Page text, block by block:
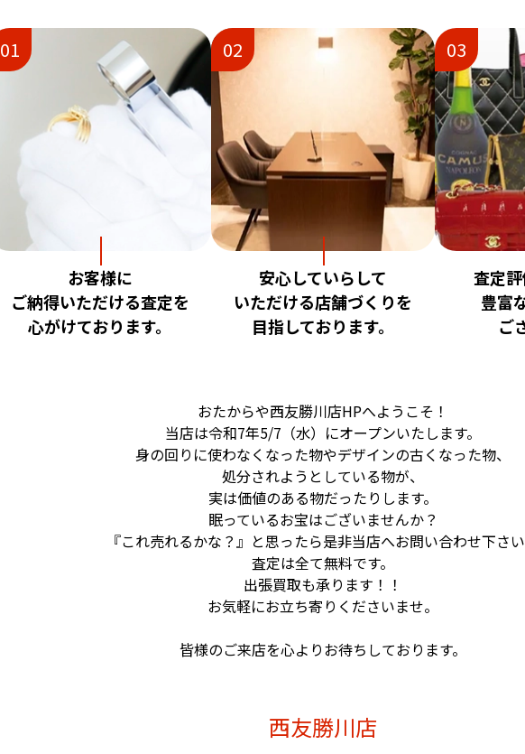
01
お客様に
ご納得いただける査定を
心がけております。
02
安心していらして
いただける店舗づくりを
目指しております。
03
査定
豊富
ご
おたからや西友勝川店HPへようこそ！
当店は令和7年5/7（水）にオープンいたします。
身の回りに使わなくなった物やデザインの古くなった物、
処分されようとしている物が、
実は価値のある物だったりします。
眠っているお宝はございませんか？
『これ売れるかな？』と思ったら是非当店へお問い合わせ下さ
査定は全て無料です。
出張買取も承ります！！
お気軽にお立ち寄りくださいませ。
皆様のご来店を心よりお待ちしております。
西友勝川店